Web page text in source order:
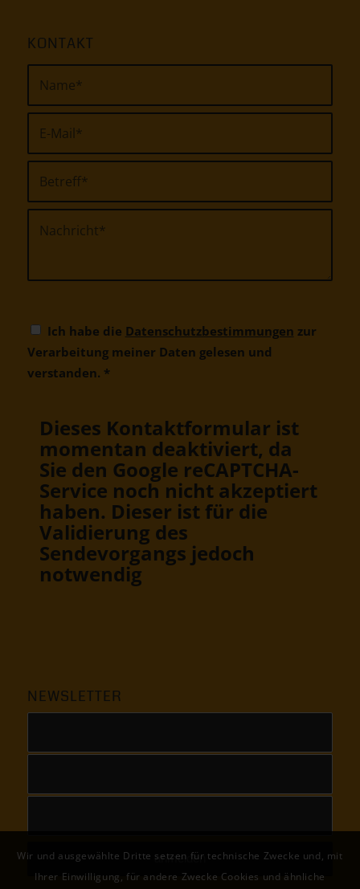
KONTAKT
Ich habe die Datenschutzbestimmungen zur
Verarbeitung meiner Daten gelesen und
verstanden. *
Dieses Kontaktformular ist
momentan deaktiviert, da
Sie den Google reCAPTCHA-
Service noch nicht akzeptiert
haben. Dieser ist für die
Validierung des
Sendevorgangs jedoch
notwendig
NEWSLETTER
Wir und ausgewählte Dritte setzen für technische Zwecke und, mit
Ihrer Einwilligung, für andere Zwecke Cookies und ähnliche